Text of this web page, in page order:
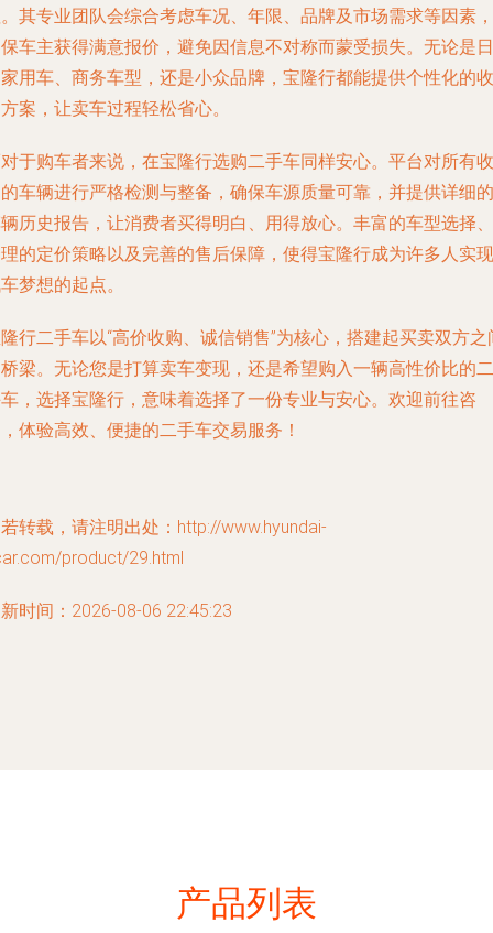
其专业团队会综合考虑车况、年限、品牌及市场需求等因素，
车主获得满意报价，避免因信息不对称而蒙受损失。无论是日
用车、商务车型，还是小众品牌，宝隆行都能提供个性化的收
案，让卖车过程轻松省心。
于购车者来说，在宝隆行选购二手车同样安心。平台对所有收
车辆进行严格检测与整备，确保车源质量可靠，并提供详细的
历史报告，让消费者买得明白、用得放心。丰富的车型选择、
的定价策略以及完善的售后保障，使得宝隆行成为许多人实现
梦想的起点。
行二手车以“高价收购、诚信销售”为核心，搭建起买卖双方之
梁。无论您是打算卖车变现，还是希望购入一辆高性价比的二
，选择宝隆行，意味着选择了一份专业与安心。欢迎前往咨
体验高效、便捷的二手车交易服务！
转载，请注明出处：http://www.hyundai-
product/29.html
时间：2026-08-06 22:45:23
产品列表